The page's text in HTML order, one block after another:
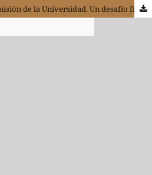
Crisis de la educación y misión de la Universidad. Un desafío filosófico